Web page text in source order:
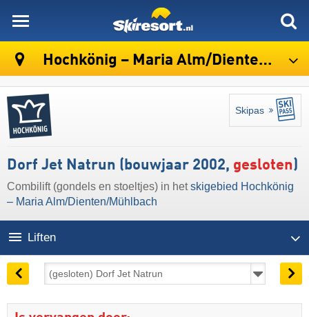
Hochkönig – Maria Alm/​Dienten/​Mühlbach
Skipas
Dorf Jet Natrun (bouwjaar 2002, gesloten)
Combilift (gondels en stoeltjes) in hetskigebied Hochkönig
– Maria Alm/​Dienten/​Mühlbach
Liften